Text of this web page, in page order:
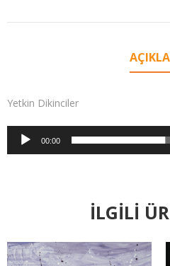
Yetkin Dikinciler
Ses
oynatıcı
00:00
İLGILI